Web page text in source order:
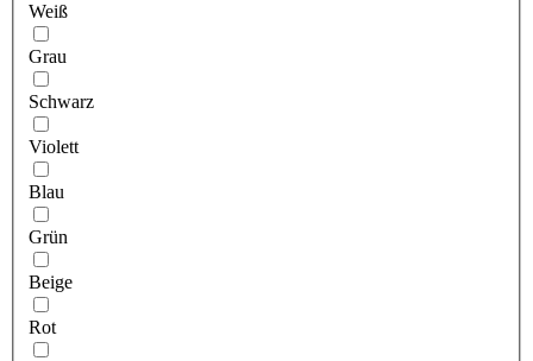
Weiß
Grau
Schwarz
Violett
Blau
Grün
Beige
Rot